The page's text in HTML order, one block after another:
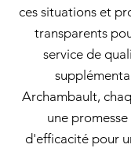
ces situations et
transparents
service de
Archambault,
une
d'efficacité pour